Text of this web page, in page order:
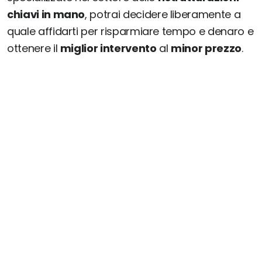
chiavi in mano, potrai decidere liberamente a
quale affidarti per risparmiare tempo e denaro e
ottenere il miglior intervento al minor prezzo.